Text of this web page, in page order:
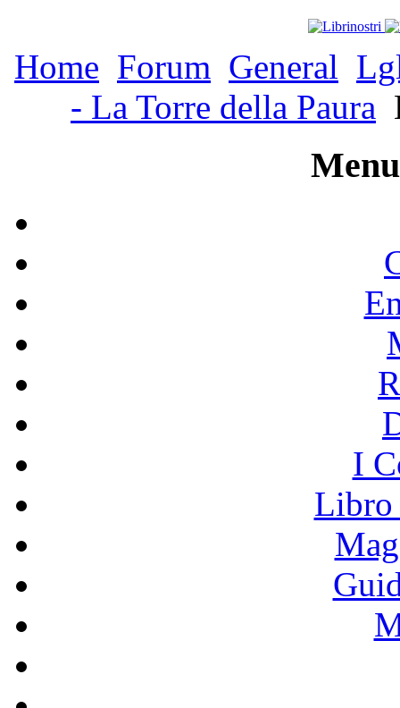
Home Forum General
- La Torre della Paura
I
Libro